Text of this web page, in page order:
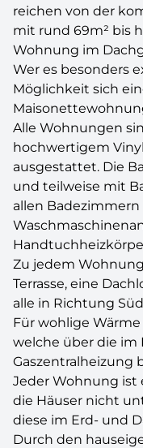
reichen von der
mit rund 69m² bis
Wohnung im
Wer es besonders
Möglichkeit sich
Alle Wohnungen
hochwertigem
ausgestattet. Die
und teilweise mit
allen
Zu jedem
Terrasse, eine
alle in Richtung
Für wohlige
welche über die im
Gaszentralheizung
Jeder Wohnung ist
die Häuser nicht
diese im Erd- und
Durch den